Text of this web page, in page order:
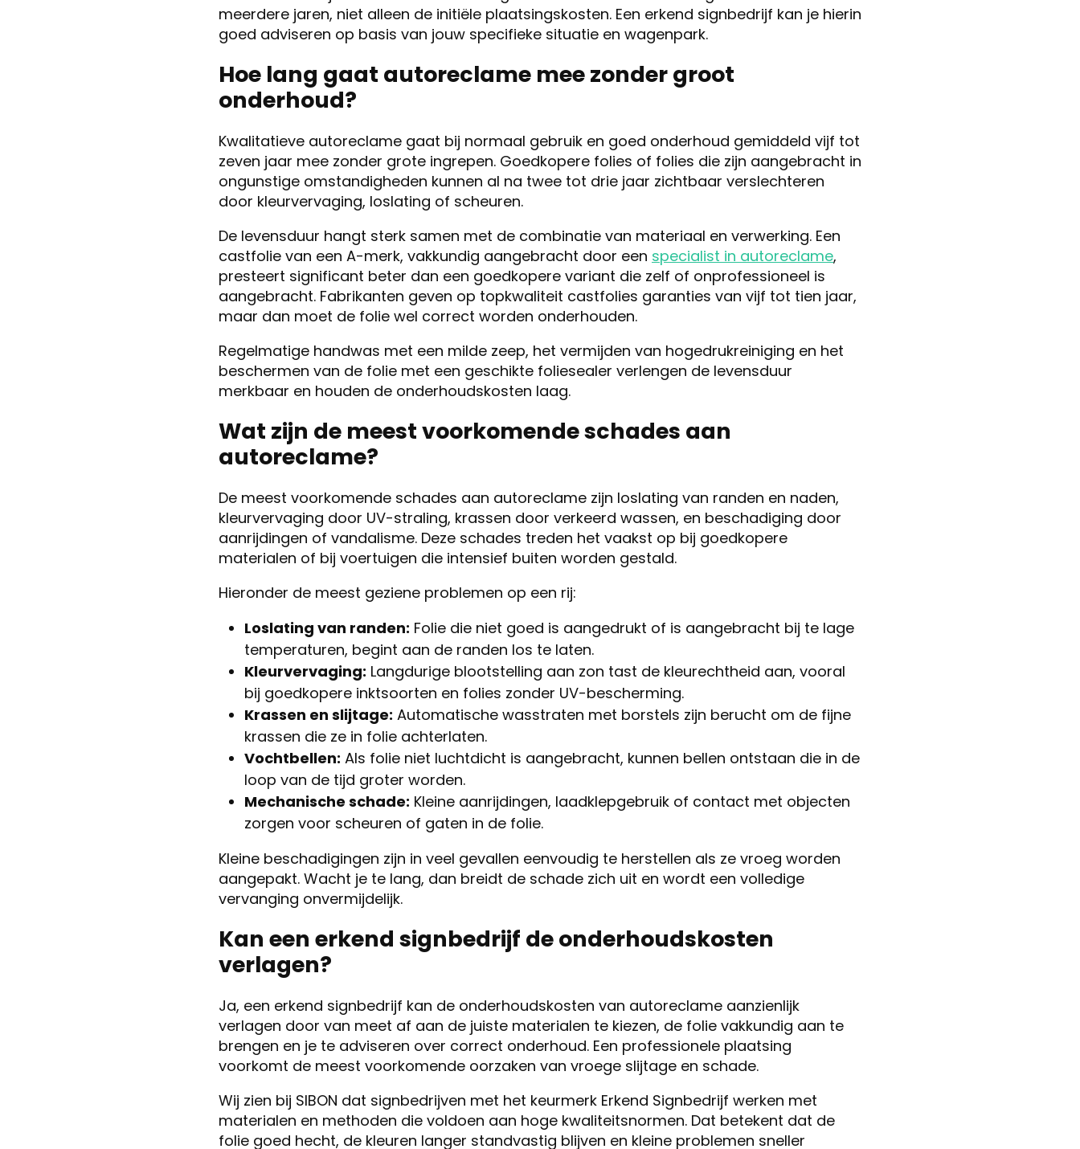
meerdere jaren, niet alleen de initiële plaatsingskosten. Een erkend signbedrijf kan je hierin
goed adviseren op basis van jouw specifieke situatie en wagenpark.
Hoe lang gaat autoreclame mee zonder groot
onderhoud?
Kwalitatieve autoreclame gaat bij normaal gebruik en goed onderhoud gemiddeld vijf tot
zeven jaar mee zonder grote ingrepen. Goedkopere folies of folies die zijn aangebracht in
ongunstige omstandigheden kunnen al na twee tot drie jaar zichtbaar verslechteren
door kleurvervaging, loslating of scheuren.
De levensduur hangt sterk samen met de combinatie van materiaal en verwerking. Een
castfolie van een A-merk, vakkundig aangebracht door een specialist in autoreclame,
presteert significant beter dan een goedkopere variant die zelf of onprofessioneel is
aangebracht. Fabrikanten geven op topkwaliteit castfolies garanties van vijf tot tien jaar,
maar dan moet de folie wel correct worden onderhouden.
Regelmatige handwas met een milde zeep, het vermijden van hogedrukreiniging en het
beschermen van de folie met een geschikte foliesealer verlengen de levensduur
merkbaar en houden de onderhoudskosten laag.
Wat zijn de meest voorkomende schades aan
autoreclame?
De meest voorkomende schades aan autoreclame zijn loslating van randen en naden,
kleurvervaging door UV-straling, krassen door verkeerd wassen, en beschadiging door
aanrijdingen of vandalisme. Deze schades treden het vaakst op bij goedkopere
materialen of bij voertuigen die intensief buiten worden gestald.
Hieronder de meest geziene problemen op een rij:
Loslating van randen: Folie die niet goed is aangedrukt of is aangebracht bij te lage
temperaturen, begint aan de randen los te laten.
Kleurvervaging: Langdurige blootstelling aan zon tast de kleurechtheid aan, vooral
bij goedkopere inktsoorten en folies zonder UV-bescherming.
Krassen en slijtage: Automatische wasstraten met borstels zijn berucht om de fijne
krassen die ze in folie achterlaten.
Vochtbellen: Als folie niet luchtdicht is aangebracht, kunnen bellen ontstaan die in de
loop van de tijd groter worden.
Mechanische schade: Kleine aanrijdingen, laadklepgebruik of contact met objecten
zorgen voor scheuren of gaten in de folie.
Kleine beschadigingen zijn in veel gevallen eenvoudig te herstellen als ze vroeg worden
aangepakt. Wacht je te lang, dan breidt de schade zich uit en wordt een volledige
vervanging onvermijdelijk.
Kan een erkend signbedrijf de onderhoudskosten
verlagen?
Ja, een erkend signbedrijf kan de onderhoudskosten van autoreclame aanzienlijk
verlagen door van meet af aan de juiste materialen te kiezen, de folie vakkundig aan te
brengen en je te adviseren over correct onderhoud. Een professionele plaatsing
voorkomt de meest voorkomende oorzaken van vroege slijtage en schade.
Wij zien bij SIBON dat signbedrijven met het keurmerk Erkend Signbedrijf werken met
materialen en methoden die voldoen aan hoge kwaliteitsnormen. Dat betekent dat de
folie goed hecht, de kleuren langer standvastig blijven en kleine problemen sneller